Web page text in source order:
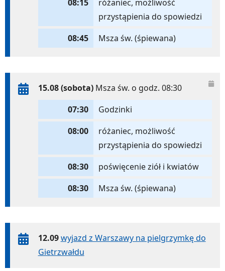
08:15
różaniec, możliwość
przystąpienia do spowiedzi
08:45
Msza św. (śpiewana)
15.08 (sobota)Msza św. o godz. 08:30
07:30
Godzinki
08:00
różaniec, możliwość
przystąpienia do spowiedzi
08:30
poświęcenie ziół i kwiatów
08:30
Msza św. (śpiewana)
12.09 wyjazd z Warszawy na pielgrzymkę do
Gietrzwałdu